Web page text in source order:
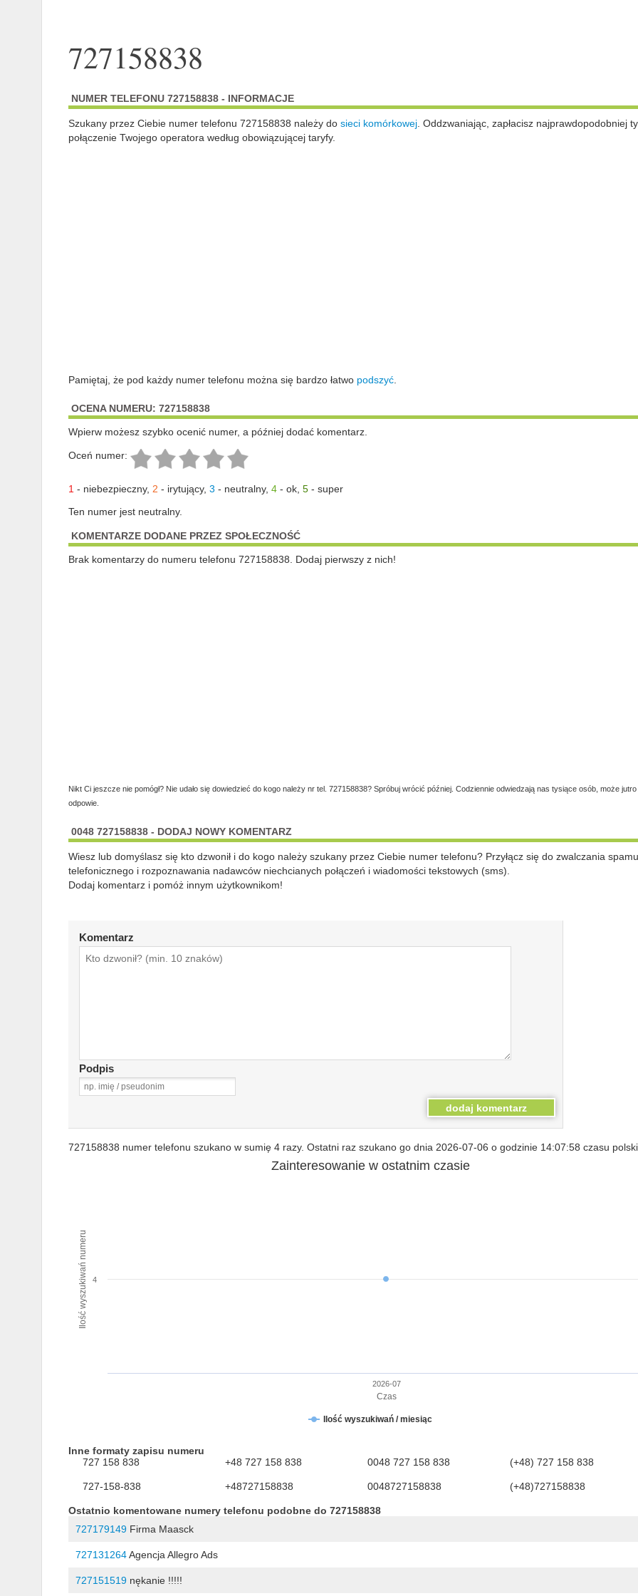
727158838
NUMER TELEFONU 727158838 - INFORMACJE
Szukany przez Ciebie numer telefonu 727158838 należy do sieci komórkowej. Oddzwaniając, zapłacisz najprawdopodobniej
połączenie Twojego operatora według obowiązującej taryfy.
Pamiętaj, że pod każdy numer telefonu można się bardzo łatwo podszyć.
OCENA NUMERU: 727158838
Wpierw możesz szybko ocenić numer, a później dodać komentarz.
Oceń numer:
1- niebezpieczny, 2 - irytujący, 3 - neutralny, 4- ok, 5- super
Ten numer jest neutralny.
KOMENTARZE DODANE PRZEZ SPOŁECZNOŚĆ
Brak komentarzy do numeru telefonu 727158838. Dodaj pierwszy z nich!
Nikt Ci jeszcze nie pomógł? Nie udało się dowiedzieć do kogo należy nr tel. 727158838? Spróbuj wrócić później. Codziennie odwiedzają nas tysiące osób, może
odpowie.
0048 727158838 - DODAJ NOWY KOMENTARZ
Wiesz lub domyślasz się kto dzwonił i do kogo należy szukany przez Ciebie numer telefonu? Przyłącz się do zwalczania spamu
telefonicznego i rozpoznawania nadawców niechcianych połączeń i wiadomości tekstowych (sms).
Dodaj komentarz i pomóż innym użytkownikom!
Komentarz
Podpis
727158838 numer telefonu szukano w sumię 4 razy. Ostatni raz szukano go dnia 2026-07-06 o godzinie 14:07:58 czasu
Czas
Ilość wyszukiwań numeru
Zainteresowanie w ostatnim czasie
Ilość wyszukiwań / miesiąc
2026-07
4
Inne formaty zapisu numeru
727 158 838
+48 727 158 838 0048 727 158 838 (+48) 727 158 838
727-158-838 +48727158838 0048727158838 (+48)727158838
Ostatnio komentowane numery telefonu podobne do 727158838
727179149Firma Maasck
727131264Agencja Allegro Ads
727151519nękanie !!!!!